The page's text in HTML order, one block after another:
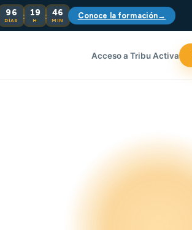
96
DÍAS : 19
H : 46
MIN Conoce la formación→
Acceso a Tribu Activa